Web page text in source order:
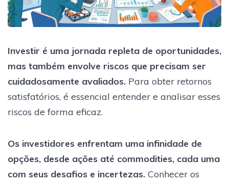
Investir é uma jornada repleta de oportunidades,
mas também envolve riscos que precisam ser
cuidadosamente avaliados. Para obter retornos
satisfatórios, é essencial entender e analisar esses
riscos de forma eficaz.
Os investidores enfrentam uma infinidade de
opções, desde ações até commodities, cada uma
com seus desafios e incertezas. Conhecer os